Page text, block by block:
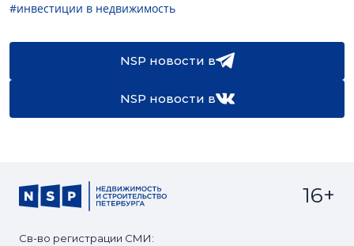
#инвестиции в недвижимость
NSP новости в
NSP новости в
Св-во регистрации СМИ:
16+